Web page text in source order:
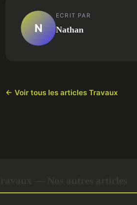
N
ECRIT PAR
Nathan
← Voir tous les articles Travaux